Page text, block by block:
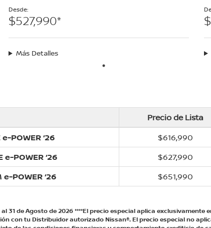
Desde:
$527,990*
Más Detalles
Precio de Lista
POWER ‘26
$616,990
e-POWER ‘26
$627,990
e-POWER ‘26
$651,990
31 de Agosto de 2026 ****El precio especial aplica
con tu Distribuidor autorizado Nissan®. El precio especial no